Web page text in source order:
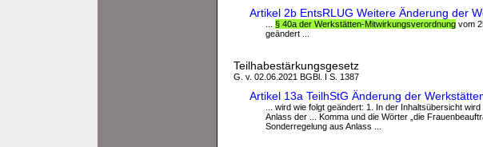
Artikel 2b EntsRLUG Weitere Änderung der
§ 40a der Werkstätten-Mitwirkungsverordnung vom
geändert ...
Teilhabestärkungsgesetz
G. v. 02.06.2021 BGBl. I S. 1387
Artikel 13a TeilhStG Änderung der
... wird wie folgt geändert: 1. In der Inhaltsübersicht
Anlass der ... Komma und die Wörter „die
Sonderregelung aus Anlass ...